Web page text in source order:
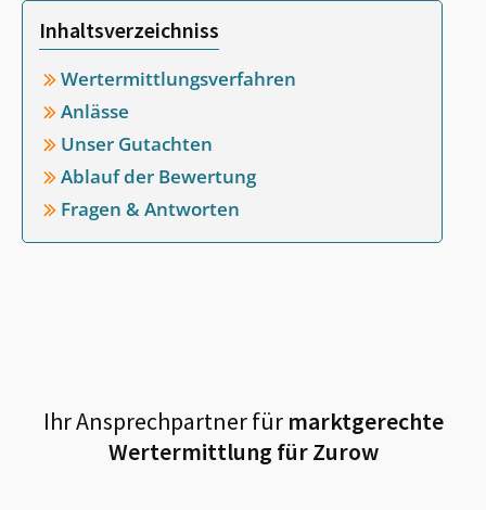
Inhaltsverzeichniss
Wertermittlungsverfahren
Anlässe
Unser Gutachten
Ablauf der Bewertung
Fragen & Antworten
Ihr Ansprechpartner fürmarktgerechte
Wertermittlung fürZurow